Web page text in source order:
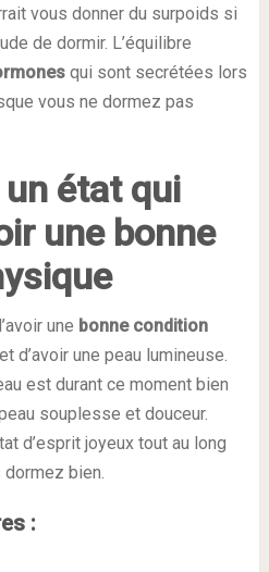
vous donner du surpoids si
de dormir. L’équilibre
qui sont secrétées lors
vous ne dormez pas
état qui
une bonne
une bonne condition
d’avoir une peau lumineuse.
est durant ce moment bien
souplesse et douceur.
d’esprit joyeux tout au long
bien.
: